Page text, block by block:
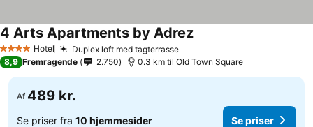
4 StjernerHotel Duplex loft med tagterrasseSe priser
4 Arts Apartments by AdrezSe priser
8,9 Fremragende 2.750 0.3 km til Old Town Square
Af 489 kr.
Se priser fra 10 hjemmesider Se priser